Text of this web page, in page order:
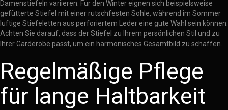
Damenstiefeln variieren. Für den Winter eignen sich beispielsweise
gefütterte Stiefel mit einer rutschfesten Sohle, während im Sommer
luftige Stiefeletten aus perforiertem Leder eine gute Wahl sein können.
Achten Sie darauf, dass der Stiefel zu Ihrem persönlichen Stil und zu
Ihrer Garderobe passt, um ein harmonisches Gesamtbild zu schaffen.
Regelmäßige Pflege
für lange Haltbarkeit